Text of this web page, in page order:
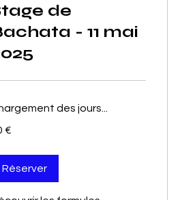
de
- 11 mai
des jours...
€
Réserver